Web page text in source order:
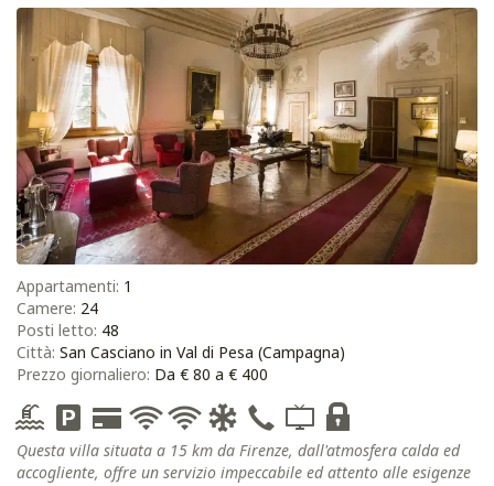
Appartamenti: 1
Camere: 24
Posti letto: 48
Città: San Casciano in Val di Pesa (Campagna)
Prezzo giornaliero: Da € 80 a € 400
Questa villa situata a 15 km da Firenze, dall'atmosfera calda ed
accogliente, offre un servizio impeccabile ed attento alle esigenze